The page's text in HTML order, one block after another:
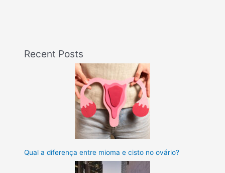
Recent Posts
Qual a diferença entre mioma e cisto no ovário?